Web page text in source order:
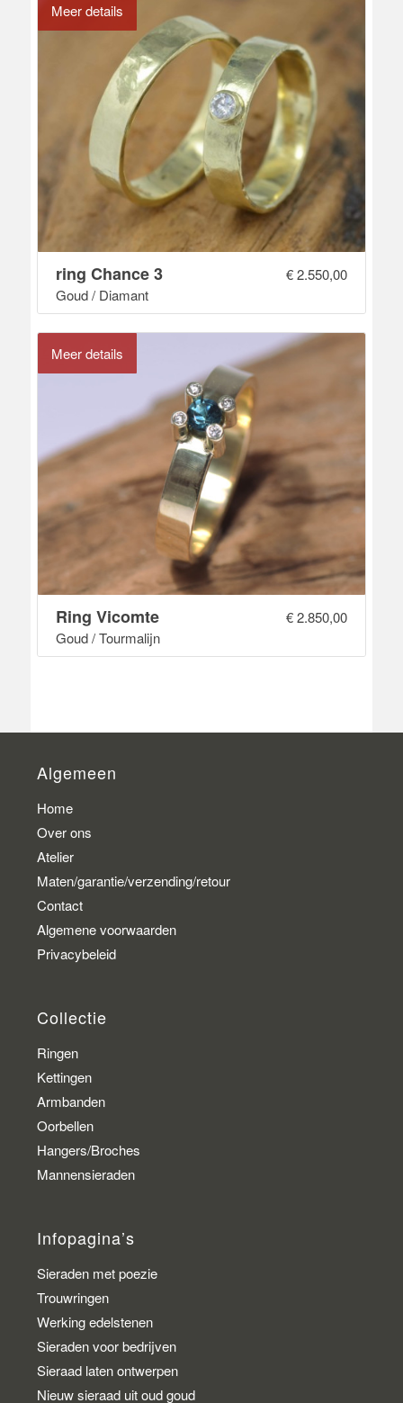
Meer details
ring Chance 3
Goud / Diamant
€2.550,00
Meer details
Ring Vicomte
Goud / Tourmalijn
€2.850,00
Algemeen
Home
Over ons
Atelier
Maten/garantie/verzending/retour
Contact
Algemene voorwaarden
Privacybeleid
Collectie
Ringen
Kettingen
Armbanden
Oorbellen
Hangers/Broches
Mannensieraden
Infopagina’s
Sieraden met poezie
Trouwringen
Werking edelstenen
Sieraden voor bedrijven
Sieraad laten ontwerpen
Nieuw sieraad uit oud goud